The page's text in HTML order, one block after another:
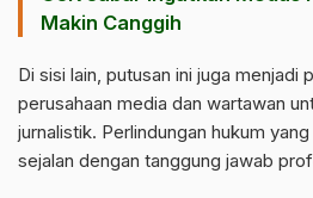
Makin Canggih
Di sisi lain, putusan ini juga menjadi
perusahaan media dan wartawan
jurnalistik. Perlindungan hukum
sejalan dengan tanggung jawab